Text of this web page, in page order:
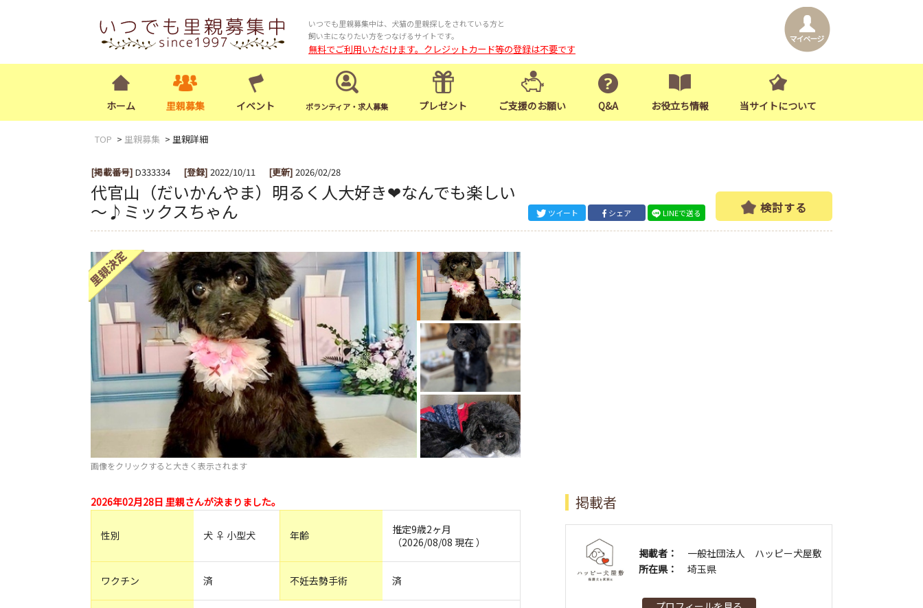
いつでも里親募集中は、犬猫の里親探しをされている方と
飼い主になりたい方をつなげるサイトです。
無料でご利用いただけます。クレジットカード等の登録は不要です
ホーム 里親募集 イベント ボランティア・求人募集 プレゼント ご支援のお願い Q&A お役立ち情報 当サイトについて
TOP 里親募集 里親詳細
[掲載番号] D333334 [登録] 2022/10/11 [更新] 2026/02/28
代官山（だいかんやま）明るく人大好き❤なんでも楽しい
～♪ミックスちゃん
ツイート シェア LINEで送る 検討する
画像をクリックすると大きく表示されます
2026年02月28日 里親さんが決まりました。
性別 犬 ♀ 小型犬 年齢
推定9歳2ヶ月
（2026/08/08 現在 ）
ワクチン 済 不妊去勢手術 済
掲載者
掲載者：
一般社団法人 ハッピー犬屋敷
所在県：
埼玉県